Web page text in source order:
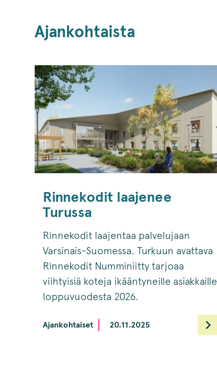
Ajankohtaista
Rinnekodit laajenee
Turussa
Rinnekodit laajentaa palvelujaan
Varsinais-Suomessa. Turkuun avattava
Rinnekodit Numminiitty tarjoaa
viihtyisiä koteja ikääntyneille asiakkaille
loppuvuodesta 2026.
Ajankohtaiset 20.11.2025